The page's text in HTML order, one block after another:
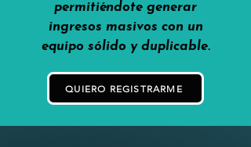
permitiéndote generar
ingresos masivos con un
equipo sólido y duplicable.
QUIERO REGISTRARME